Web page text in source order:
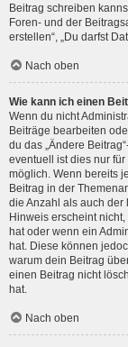
Beitrag schreiben
Foren- und der
erstellen“, „Du darfst
Nach oben
Wie kann ich einen
Wenn du nicht
Beiträge bearbeiten
du das „Ändere
eventuell ist dies nur
möglich. Wenn bereits
Beitrag in der
die Anzahl als auch
Hinweis erscheint
hat oder wenn ein
hat. Diese können
warum dein Beitrag
einen Beitrag nicht
hat.
Nach oben